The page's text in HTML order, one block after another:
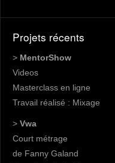
Projets récents
> MentorShow
Videos
Masterclass en ligne
Travail réalisé : Mixage
> Vwa
Court métrage
de Fanny Galand